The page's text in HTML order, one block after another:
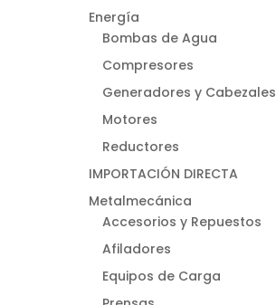
Energía
Bombas de Agua
Compresores
Generadores y Cabezales
Motores
Reductores
IMPORTACIÓN DIRECTA
Metalmecánica
Accesorios y Repuestos
Afiladores
Equipos de Carga